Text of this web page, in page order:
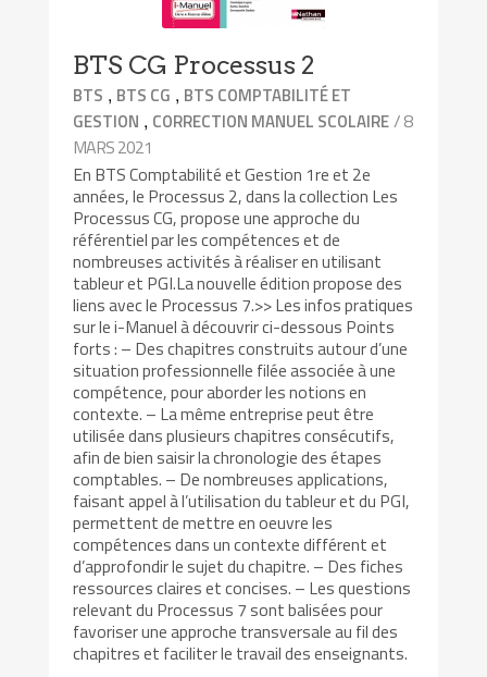
BTS CG Processus 2
BTS , BTS CG , BTS COMPTABILITÉ ET
GESTION , CORRECTION MANUEL SCOLAIRE/ 8
MARS 2021
En BTS Comptabilité et Gestion 1re et 2e
années, le Processus 2, dans la collection Les
Processus CG, propose une approche du
référentiel par les compétences et de
nombreuses activités à réaliser en utilisant
tableur et PGI.La nouvelle édition propose des
liens avec le Processus 7.>> Les infos pratiques
sur le i-Manuel à découvrir ci-dessous Points
forts : – Des chapitres construits autour d’une
situation professionnelle filée associée à une
compétence, pour aborder les notions en
contexte. – La même entreprise peut être
utilisée dans plusieurs chapitres consécutifs,
afin de bien saisir la chronologie des étapes
comptables. – De nombreuses applications,
faisant appel à l’utilisation du tableur et du PGI,
permettent de mettre en oeuvre les
compétences dans un contexte différent et
d’approfondir le sujet du chapitre. – Des fiches
ressources claires et concises. – Les questions
relevant du Processus 7 sont balisées pour
favoriser une approche transversale au fil des
chapitres et faciliter le travail des enseignants.